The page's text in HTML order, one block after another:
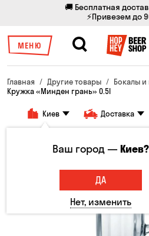
🚚 Бесплатная
⚡Привезем до
МЕНЮ
Главная Другие товары
Бокалы
Кружка «Минден грань» 0.5l
Киев Доставка
Ваш город —Киев?
ДА
Нет, изменить